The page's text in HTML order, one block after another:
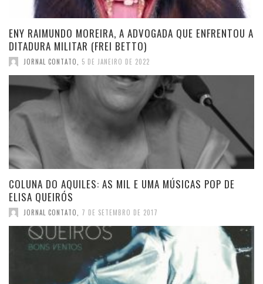
ENY RAIMUNDO MOREIRA, A ADVOGADA QUE ENFRENTOU A
DITADURA MILITAR (FREI BETTO)
JORNAL CONTATO 5 DE JANEIRO DE 2022
COLUNA DO AQUILES: AS MIL E UMA MÚSICAS POP DE
ELISA QUEIRÓS
JORNAL CONTATO 7 DE SETEMBRO DE 2017